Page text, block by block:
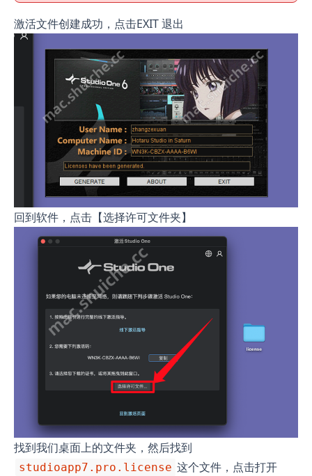
激活文件创建成功，点击EXIT 退出
回到软件，点击【选择许可文件夹】
找到我们桌面上的文件夹，然后找到
studioapp7.pro.license 这个文件，点击打开